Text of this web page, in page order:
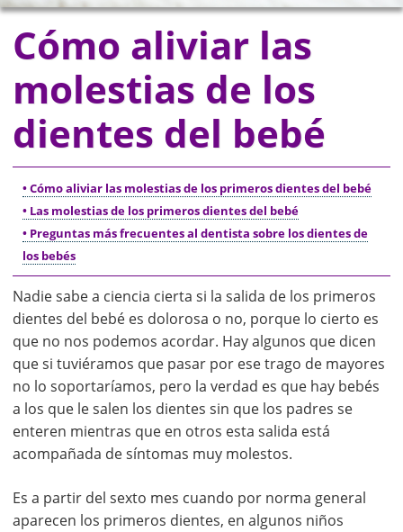
Cómo aliviar las
molestias de los
dientes del bebé
• Cómo aliviar las molestias de los primeros dientes del bebé
• Las molestias de los primeros dientes del bebé
• Preguntas más frecuentes al dentista sobre los dientes de
los bebés
Nadie sabe a ciencia cierta si la salida de los primeros
dientes del bebé es dolorosa o no, porque lo cierto es
que no nos podemos acordar. Hay algunos que dicen
que si tuviéramos que pasar por ese trago de mayores
no lo soportaríamos, pero la verdad es que hay bebés
a los que le salen los dientes sin que los padres se
enteren mientras que en otros esta salida está
acompañada de síntomas muy molestos.
Es a partir del sexto mes cuando por norma general
aparecen los primeros dientes, en algunos niños